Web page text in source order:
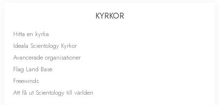
KYRKOR
Hitta en kyrka
Ideala Scientology Kyrkor
Avancerade organisationer
Flag Land Base
Freewinds
Att få ut Scientology till världen